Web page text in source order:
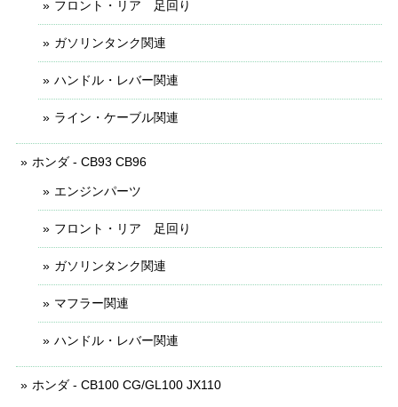
フロント・リア 足回り
ガソリンタンク関連
ハンドル・レバー関連
ライン・ケーブル関連
ホンダ - CB93 CB96
エンジンパーツ
フロント・リア 足回り
ガソリンタンク関連
マフラー関連
ハンドル・レバー関連
ホンダ - CB100 CG/GL100 JX110